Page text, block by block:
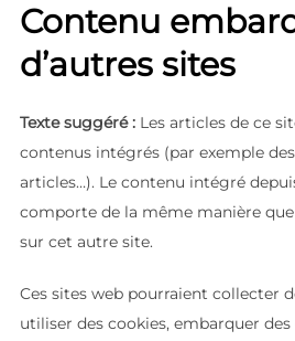
Contenu
d’autres sites
Texte suggéré : Les articles de ce
contenus intégrés (par exemple
articles…). Le contenu intégré
comporte de la même manière
sur cet autre site.
Ces sites web pourraient collecter
utiliser des cookies, embarquer